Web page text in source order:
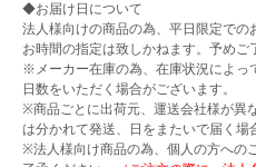
◆お届け日について
法人様向けの商品の為、平日限定での
お時間の指定は致しかねます。予めご
※メーカー在庫の為、在庫状況によっ
日数をいただく場合がございます。
※商品ごとに出荷元、運送会社様が異
は分かれて発送、日をまたいで届く場
※法人様向け商品の為、個人の方への